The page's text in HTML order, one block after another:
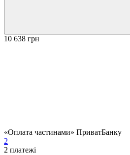
10 638 грн
«Оплата частинами» ПриватБанку
2
2 платежі